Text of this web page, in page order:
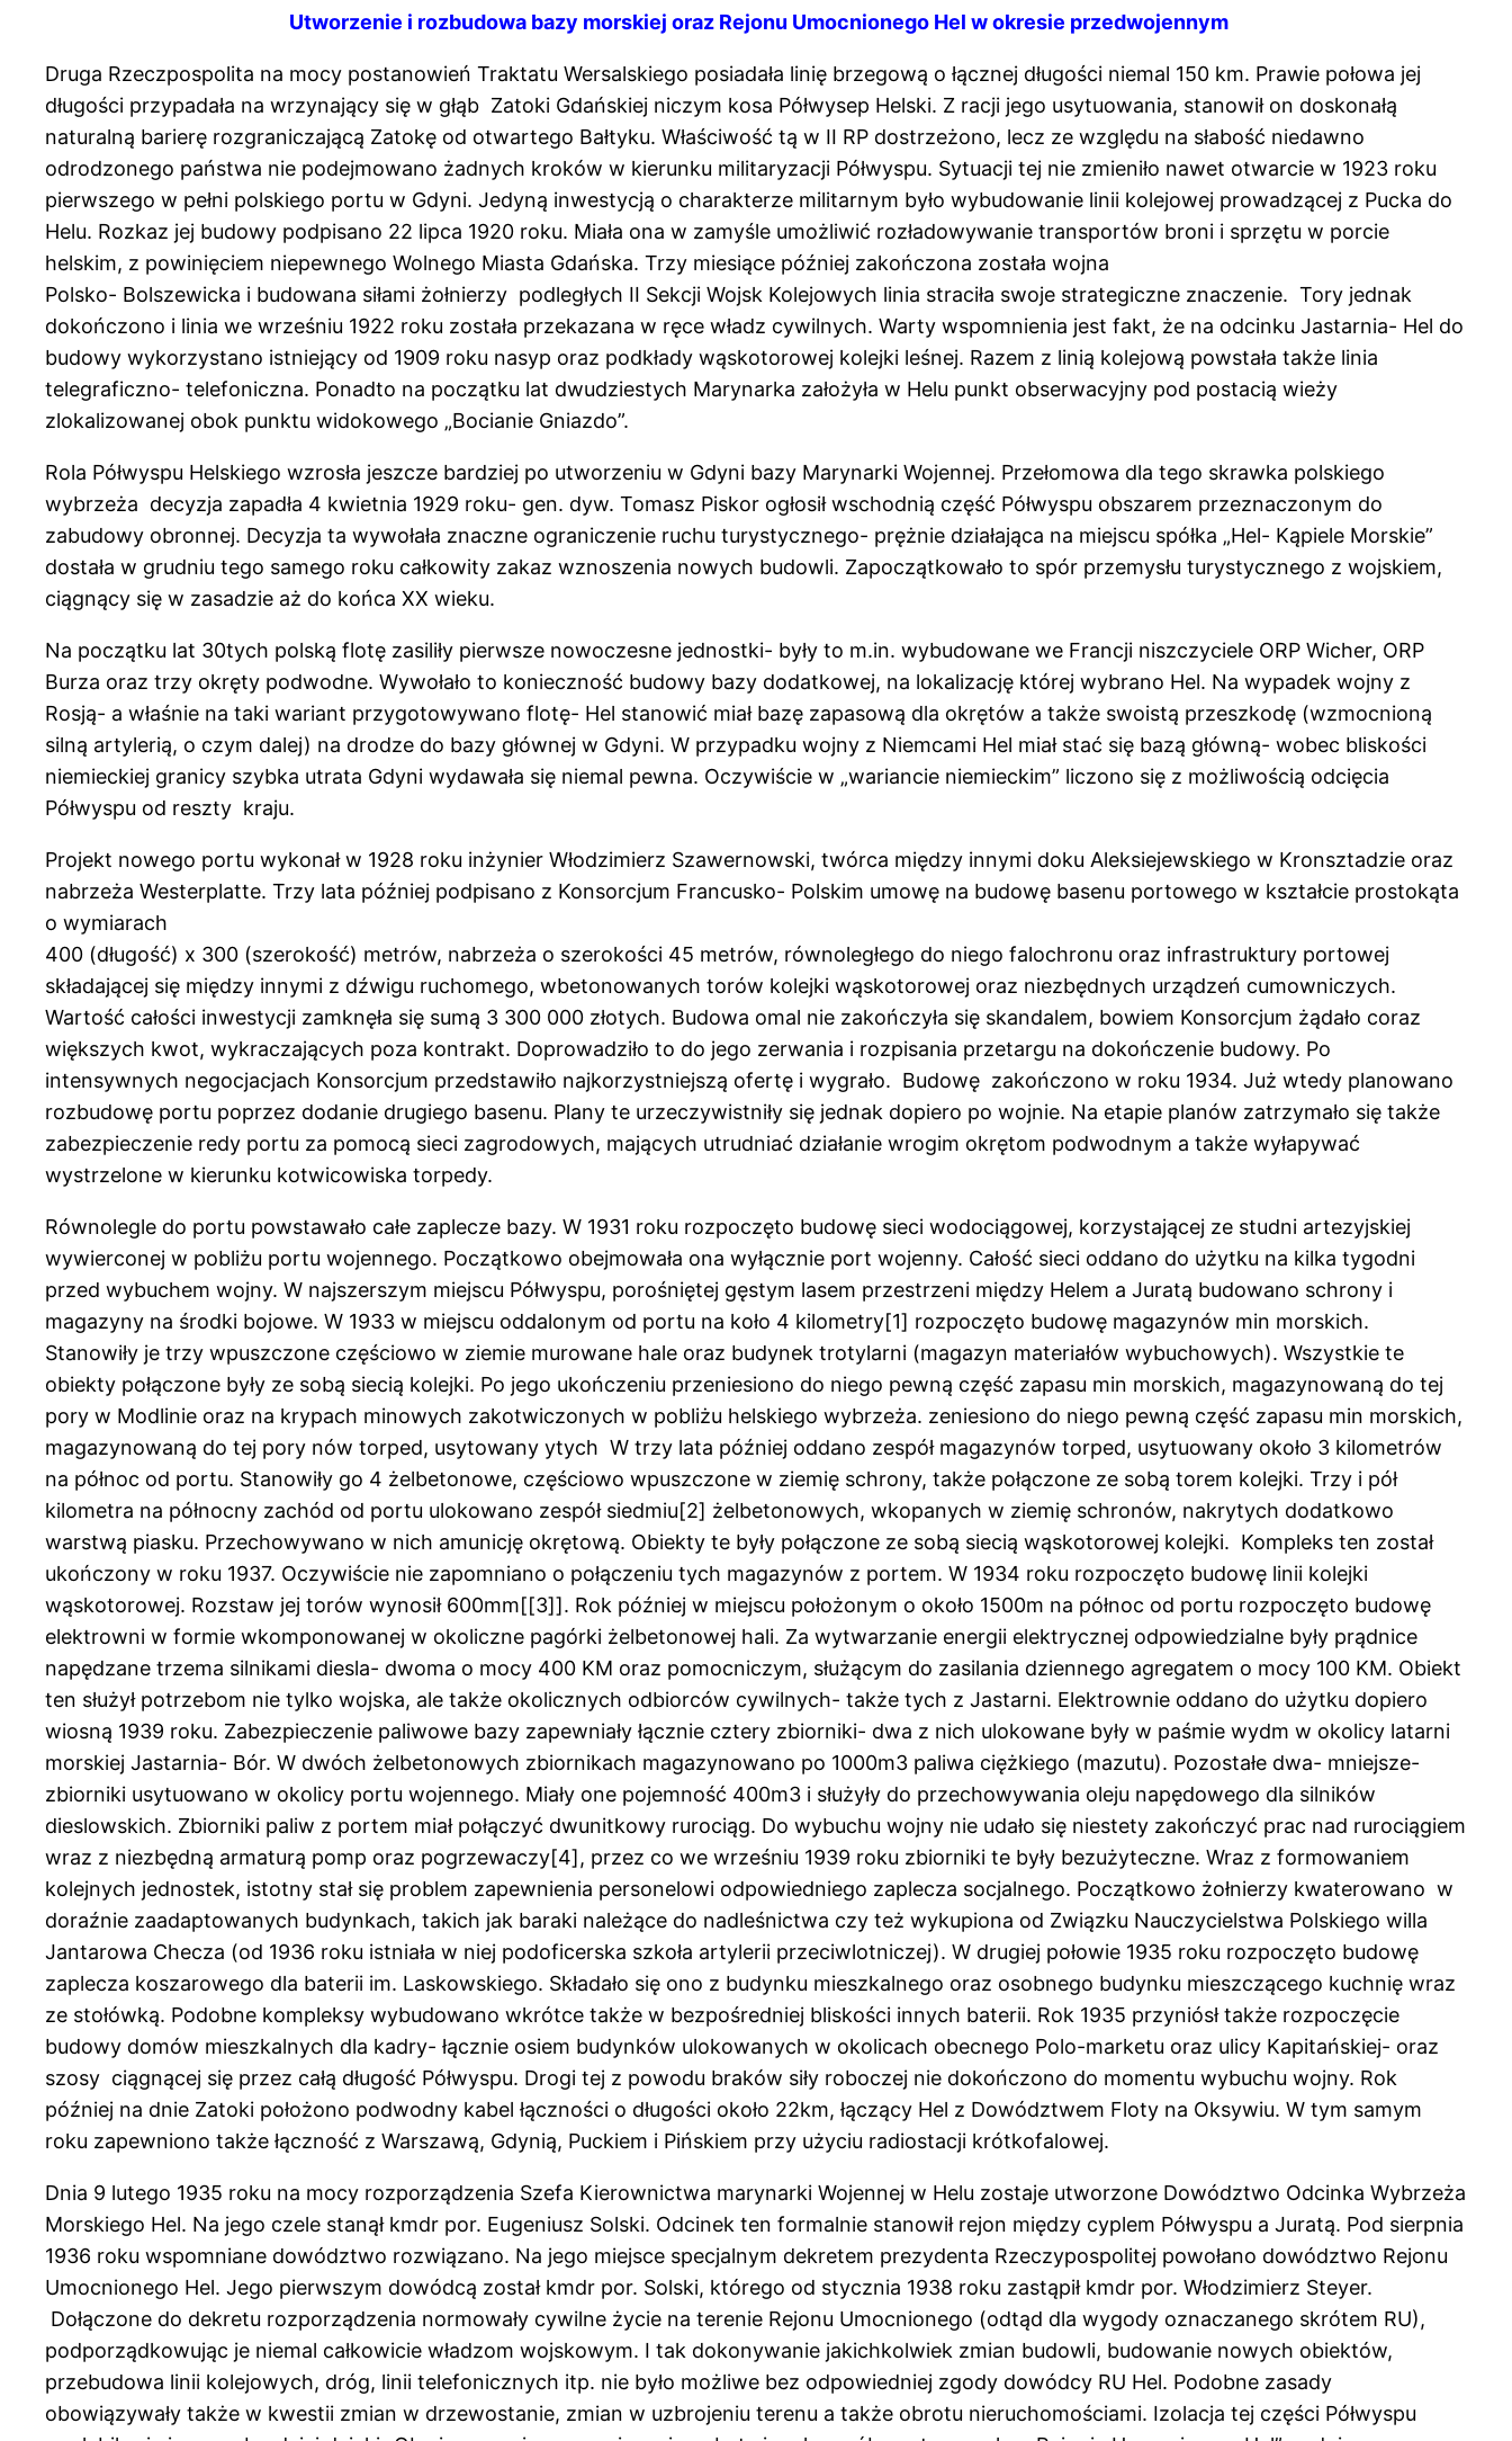
Utworzenie i rozbudowa bazy morskiej oraz Rejonu Umocnionego Hel w okresie przedwojennym
Druga Rzeczpospolita na mocy postanowień Traktatu Wersalskiego posiadała linię brzegową o łącznej długości niemal 150 km. Prawie połowa jej
długości przypadała na wrzynający się w głąb Zatoki Gdańskiej niczym kosa Półwysep Helski. Z racji jego usytuowania, stanowił on doskonałą
naturalną barierę rozgraniczającą Zatokę od otwartego Bałtyku. Właściwość tą w II RP dostrzeżono, lecz ze względu na słabość niedawno
odrodzonego państwa nie podejmowano żadnych kroków w kierunku militaryzacji Półwyspu. Sytuacji tej nie zmieniło nawet otwarcie w 1923 roku
pierwszego w pełni polskiego portu w Gdyni. Jedyną inwestycją o charakterze militarnym było wybudowanie linii kolejowej prowadzącej z Pucka do
Helu. Rozkaz jej budowy podpisano 22 lipca 1920 roku. Miała ona w zamyśle umożliwić rozładowywanie transportów broni i sprzętu w porcie
helskim, z powinięciem niepewnego Wolnego Miasta Gdańska. Trzy miesiące później zakończona została wojna
Polsko- Bolszewicka i budowana siłami żołnierzy podległych II Sekcji Wojsk Kolejowych linia straciła swoje strategiczne znaczenie. Tory jednak
dokończono i linia we wrześniu 1922 roku została przekazana w ręce władz cywilnych. Warty wspomnienia jest fakt, że na odcinku Jastarnia- Hel do
budowy wykorzystano istniejący od 1909 roku nasyp oraz podkłady wąskotorowej kolejki leśnej. Razem z linią kolejową powstała także linia
telegraficzno- telefoniczna. Ponadto na początku lat dwudziestych Marynarka założyła w Helu punkt obserwacyjny pod postacią wieży
zlokalizowanej obok punktu widokowego „Bocianie Gniazdo”.
Rola Półwyspu Helskiego wzrosła jeszcze bardziej po utworzeniu w Gdyni bazy Marynarki Wojennej. Przełomowa dla tego skrawka polskiego
wybrzeża decyzja zapadła 4 kwietnia 1929 roku- gen. dyw. Tomasz Piskor ogłosił wschodnią część Półwyspu obszarem przeznaczonym do
zabudowy obronnej. Decyzja ta wywołała znaczne ograniczenie ruchu turystycznego- prężnie działająca na miejscu spółka „Hel- Kąpiele Morskie”
dostała w grudniu tego samego roku całkowity zakaz wznoszenia nowych budowli. Zapoczątkowało to spór przemysłu turystycznego z wojskiem,
ciągnący się w zasadzie aż do końca XX wieku.
Na początku lat 30tych polską flotę zasiliły pierwsze nowoczesne jednostki- były to m.in. wybudowane we Francji niszczyciele ORP Wicher, ORP
Burza oraz trzy okręty podwodne. Wywołało to konieczność budowy bazy dodatkowej, na lokalizację której wybrano Hel. Na wypadek wojny z
Rosją- a właśnie na taki wariant przygotowywano flotę- Hel stanowić miał bazę zapasową dla okrętów a także swoistą przeszkodę (wzmocnioną
silną artylerią, o czym dalej) na drodze do bazy głównej w Gdyni. W przypadku wojny z Niemcami Hel miał stać się bazą główną- wobec bliskości
niemieckiej granicy szybka utrata Gdyni wydawała się niemal pewna. Oczywiście w „wariancie niemieckim” liczono się z możliwością odcięcia
Półwyspu od reszty kraju.
Projekt nowego portu wykonał w 1928 roku inżynier Włodzimierz Szawernowski, twórca między innymi doku Aleksiejewskiego w Kronsztadzie oraz
nabrzeża Westerplatte. Trzy lata później podpisano z Konsorcjum Francusko- Polskim umowę na budowę basenu portowego w kształcie prostokąta
o wymiarach
400 (długość) x 300 (szerokość) metrów, nabrzeża o szerokości 45 metrów, równoległego do niego falochronu oraz infrastruktury portowej
składającej się między innymi z dźwigu ruchomego, wbetonowanych torów kolejki wąskotorowej oraz niezbędnych urządzeń cumowniczych.
Wartość całości inwestycji zamknęła się sumą 3 300 000 złotych. Budowa omal nie zakończyła się skandalem, bowiem Konsorcjum żądało coraz
większych kwot, wykraczających poza kontrakt. Doprowadziło to do jego zerwania i rozpisania przetargu na dokończenie budowy. Po
intensywnych negocjacjach Konsorcjum przedstawiło najkorzystniejszą ofertę i wygrało. Budowę zakończono w roku 1934. Już wtedy planowano
rozbudowę portu poprzez dodanie drugiego basenu. Plany te urzeczywistniły się jednak dopiero po wojnie. Na etapie planów zatrzymało się także
zabezpieczenie redy portu za pomocą sieci zagrodowych, mających utrudniać działanie wrogim okrętom podwodnym a także wyłapywać
wystrzelone w kierunku kotwicowiska torpedy.
Równolegle do portu powstawało całe zaplecze bazy. W 1931 roku rozpoczęto budowę sieci wodociągowej, korzystającej ze studni artezyjskiej
wywierconej w pobliżu portu wojennego. Początkowo obejmowała ona wyłącznie port wojenny. Całość sieci oddano do użytku na kilka tygodni
przed wybuchem wojny. W najszerszym miejscu Półwyspu, porośniętej gęstym lasem przestrzeni między Helem a Juratą budowano schrony i
magazyny na środki bojowe. W 1933 w miejscu oddalonym od portu na koło 4 kilometry[1] rozpoczęto budowę magazynów min morskich.
Stanowiły je trzy wpuszczone częściowo w ziemie murowane hale oraz budynek trotylarni (magazyn materiałów wybuchowych). Wszystkie te
obiekty połączone były ze sobą siecią kolejki. Po jego ukończeniu przeniesiono do niego pewną część zapasu min morskich, magazynowaną do tej
pory w Modlinie oraz na krypach minowych zakotwiczonych w pobliżu helskiego wybrzeża. zeniesiono do niego pewną część zapasu min morskich,
magazynowaną do tej pory nów torped, usytowany ytych W trzy lata później oddano zespół magazynów torped, usytuowany około 3 kilometrów
na północ od portu. Stanowiły go 4 żelbetonowe, częściowo wpuszczone w ziemię schrony, także połączone ze sobą torem kolejki. Trzy i pół
kilometra na północny zachód od portu ulokowano zespół siedmiu[2] żelbetonowych, wkopanych w ziemię schronów, nakrytych dodatkowo
warstwą piasku. Przechowywano w nich amunicję okrętową. Obiekty te były połączone ze sobą siecią wąskotorowej kolejki. Kompleks ten został
ukończony w roku 1937. Oczywiście nie zapomniano o połączeniu tych magazynów z portem. W 1934 roku rozpoczęto budowę linii kolejki
wąskotorowej. Rozstaw jej torów wynosił 600mm[[3]]. Rok później w miejscu położonym o około 1500m na północ od portu rozpoczęto budowę
elektrowni w formie wkomponowanej w okoliczne pagórki żelbetonowej hali. Za wytwarzanie energii elektrycznej odpowiedzialne były prądnice
napędzane trzema silnikami diesla- dwoma o mocy 400 KM oraz pomocniczym, służącym do zasilania dziennego agregatem o mocy 100 KM. Obiekt
ten służył potrzebom nie tylko wojska, ale także okolicznych odbiorców cywilnych- także tych z Jastarni. Elektrownie oddano do użytku dopiero
wiosną 1939 roku. Zabezpieczenie paliwowe bazy zapewniały łącznie cztery zbiorniki- dwa z nich ulokowane były w paśmie wydm w okolicy latarni
morskiej Jastarnia- Bór. W dwóch żelbetonowych zbiornikach magazynowano po 1000m3 paliwa ciężkiego (mazutu). Pozostałe dwa- mniejsze-
zbiorniki usytuowano w okolicy portu wojennego. Miały one pojemność 400m3 i służyły do przechowywania oleju napędowego dla silników
dieslowskich. Zbiorniki paliw z portem miał połączyć dwunitkowy rurociąg. Do wybuchu wojny nie udało się niestety zakończyć prac nad rurociągiem
wraz z niezbędną armaturą pomp oraz pogrzewaczy[4], przez co we wrześniu 1939 roku zbiorniki te były bezużyteczne. Wraz z formowaniem
kolejnych jednostek, istotny stał się problem zapewnienia personelowi odpowiedniego zaplecza socjalnego. Początkowo żołnierzy kwaterowano w
doraźnie zaadaptowanych budynkach, takich jak baraki należące do nadleśnictwa czy też wykupiona od Związku Nauczycielstwa Polskiego willa
Jantarowa Checza (od 1936 roku istniała w niej podoficerska szkoła artylerii przeciwlotniczej). W drugiej połowie 1935 roku rozpoczęto budowę
zaplecza koszarowego dla baterii im. Laskowskiego. Składało się ono z budynku mieszkalnego oraz osobnego budynku mieszczącego kuchnię wraz
ze stołówką. Podobne kompleksy wybudowano wkrótce także w bezpośredniej bliskości innych baterii. Rok 1935 przyniósł także rozpoczęcie
budowy domów mieszkalnych dla kadry- łącznie osiem budynków ulokowanych w okolicach obecnego Polo-marketu oraz ulicy Kapitańskiej- oraz
szosy ciągnącej się przez całą długość Półwyspu. Drogi tej z powodu braków siły roboczej nie dokończono do momentu wybuchu wojny. Rok
później na dnie Zatoki położono podwodny kabel łączności o długości około 22km, łączący Hel z Dowództwem Floty na Oksywiu. W tym samym
roku zapewniono także łączność z Warszawą, Gdynią, Puckiem i Pińskiem przy użyciu radiostacji krótkofalowej.
Dnia 9 lutego 1935 roku na mocy rozporządzenia Szefa Kierownictwa marynarki Wojennej w Helu zostaje utworzone Dowództwo Odcinka Wybrzeża
Morskiego Hel. Na jego czele stanął kmdr por. Eugeniusz Solski. Odcinek ten formalnie stanowił rejon między cyplem Półwyspu a Juratą. Pod sierpnia
1936 roku wspomniane dowództwo rozwiązano. Na jego miejsce specjalnym dekretem prezydenta Rzeczypospolitej powołano dowództwo Rejonu
Umocnionego Hel. Jego pierwszym dowódcą został kmdr por. Solski, którego od stycznia 1938 roku zastąpił kmdr por. Włodzimierz Steyer.
Dołączone do dekretu rozporządzenia normowały cywilne życie na terenie Rejonu Umocnionego (odtąd dla wygody oznaczanego skrótem RU),
podporządkowując je niemal całkowicie władzom wojskowym. I tak dokonywanie jakichkolwiek zmian budowli, budowanie nowych obiektów,
przebudowa linii kolejowych, dróg, linii telefonicznych itp. nie było możliwe bez odpowiedniej zgody dowódcy RU Hel. Podobne zasady
obowiązywały także w kwestii zmian w drzewostanie, zmian w uzbrojeniu terenu a także obrotu nieruchomościami. Izolacja tej części Półwyspu